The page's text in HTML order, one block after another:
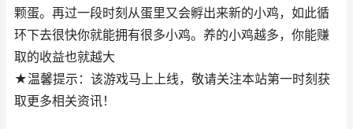
颗蛋。再过一段时刻从蛋里又会孵出来新的小鸡，如此循
环下去很快你就能拥有很多小鸡。养的小鸡越多，你能赚
取的收益也就越大
★温馨提示：该游戏马上上线，敬请关注本站第一时刻获
取更多相关资讯！